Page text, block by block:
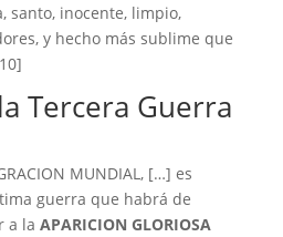
santo, inocente, limpio,
y hecho más sublime que
Tercera Guerra
MUNDIAL, […] es
guerra que habrá de
a la APARICION GLORIOSA